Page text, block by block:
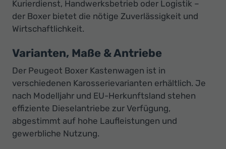
Kurierdienst, Handwerksbetrieb oder Logistik –
der Boxer bietet die nötige Zuverlässigkeit und
Wirtschaftlichkeit.
Varianten, Maße & Antriebe
Der Peugeot Boxer Kastenwagen ist in
verschiedenen Karosserievarianten erhältlich. Je
nach Modelljahr und EU-Herkunftsland stehen
effiziente Dieselantriebe zur Verfügung,
abgestimmt auf hohe Laufleistungen und
gewerbliche Nutzung.